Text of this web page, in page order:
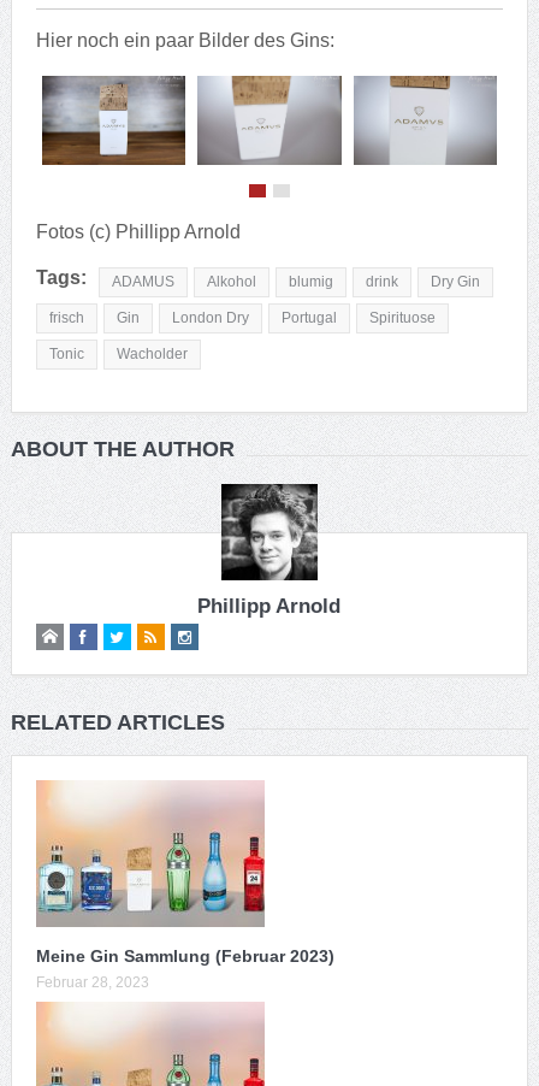
Hier noch ein paar Bilder des Gins:
Fotos (c) Phillipp Arnold
Tags: ADAMUS Alkohol blumig drink Dry Gin
frisch Gin London Dry Portugal Spirituose
Tonic Wacholder
ABOUT THE AUTHOR
Phillipp Arnold
RELATED ARTICLES
Meine Gin Sammlung (Februar 2023)
Februar 28, 2023